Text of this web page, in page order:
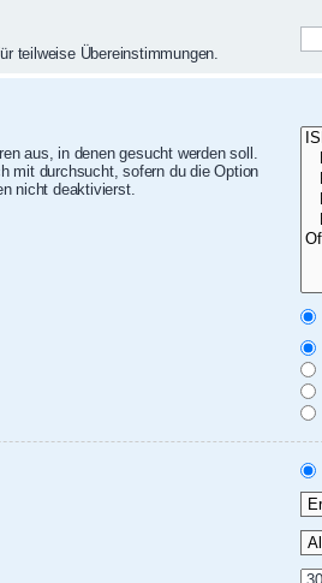
teilweise Übereinstimmungen.
aus, in denen gesucht werden soll.
mit durchsucht, sofern du die Option
nicht deaktivierst.